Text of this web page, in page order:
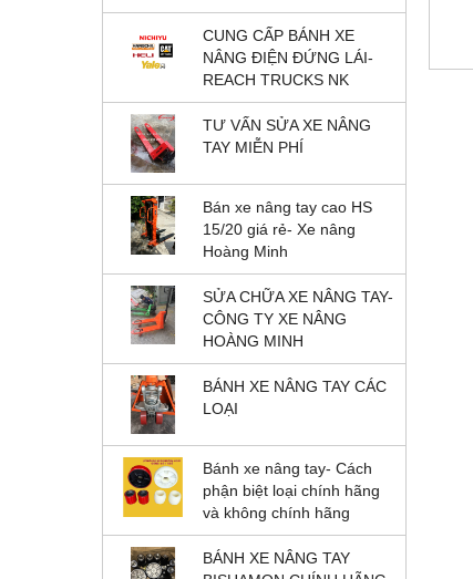
CUNG CẤP BÁNH XE
NÂNG ĐIỆN ĐỨNG LÁI-
REACH TRUCKS NK
TƯ VẤN SỬA XE NÂNG
TAY MIỄN PHÍ
Bán xe nâng tay cao HS
15/20 giá rẻ- Xe nâng
Hoàng Minh
SỬA CHỮA XE NÂNG TAY-
CÔNG TY XE NÂNG
HOÀNG MINH
BÁNH XE NÂNG TAY CÁC
LOẠI
Bánh xe nâng tay- Cách
phận biệt loại chính hãng
và không chính hãng
BÁNH XE NÂNG TAY